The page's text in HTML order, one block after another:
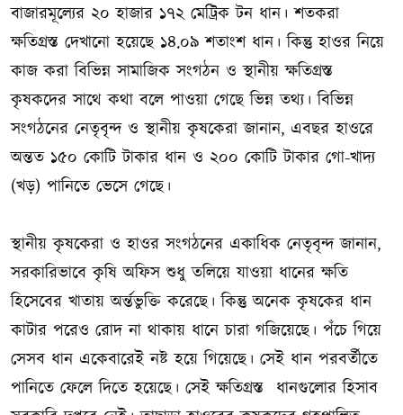
বাজারমূল্যের ২০ হাজার ১৭২ মেট্রিক টন ধান। শতকরা
ক্ষতিগ্রস্ত দেখানো হয়েছে ১৪.০৯ শতাংশ ধান। কিন্তু হাওর নিয়ে
কাজ করা বিভিন্ন সামাজিক সংগঠন ও স্থানীয় ক্ষতিগ্রস্ত
কৃষকদের সাথে কথা বলে পাওয়া গেছে ভিন্ন তথ্য। বিভিন্ন
সংগঠনের নেতৃবৃন্দ ও স্থানীয় কৃষকেরা জানান, এবছর হাওরে
অন্তত ১৫০ কোটি টাকার ধান ও ২০০ কোটি টাকার গো-খাদ্য
(খড়) পানিতে ভেসে গেছে।
স্থানীয় কৃষকেরা ও হাওর সংগঠনের একাধিক নেতৃবৃন্দ জানান,
সরকারিভাবে কৃষি অফিস শুধু তলিয়ে যাওয়া ধানের ক্ষতি
হিসেবের খাতায় অর্ন্তভুক্তি করেছে। কিন্তু অনেক কৃষকের ধান
কাটার পরেও রোদ না থাকায় ধানে চারা গজিয়েছে। পঁচে গিয়ে
সেসব ধান একেবারেই নষ্ট হয়ে গিয়েছে। সেই ধান পরবর্তীতে
পানিতে ফেলে দিতে হয়েছে। সেই ক্ষতিগ্রস্ত ধানগুলোর হিসাব